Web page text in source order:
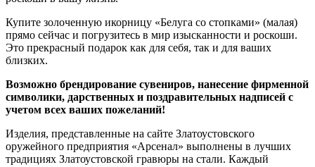
Купите золоченную икорницу «Белуга со стопками» (малая)
прямо сейчас и погрузитесь в мир изысканности и роскоши.
Это прекрасный подарок как для себя, так и для ваших
близких.
Возможно брендирование сувениров, нанесение фирменной
символики, дарственных и поздравительных надписей с
учетом всех ваших пожеланий!
Изделия, представленные на сайте Златоустовского
оружейного предприятия «Арсенал» выполнены в лучших
традициях Златоустовской гравюры на стали. Каждый